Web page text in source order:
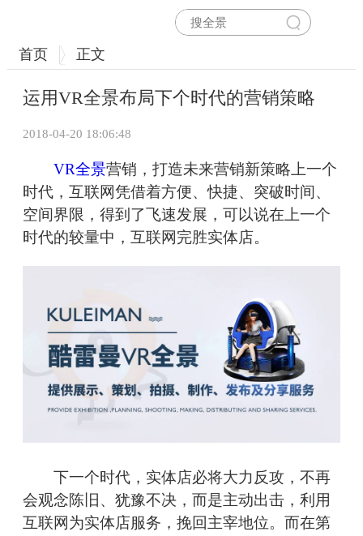
首页 正文
运用VR全景布局下个时代的营销策略
2018-04-20 18:06:48
VR全景营销，打造未来营销新策略上一个
时代，互联网凭借着方便、快捷、突破时间、
空间界限，得到了飞速发展，可以说在上一个
时代的较量中，互联网完胜实体店。
下一个时代，实体店必将大力反攻，不再
会观念陈旧、犹豫不决，而是主动出击，利用
互联网为实体店服务，挽回主宰地位。而在第